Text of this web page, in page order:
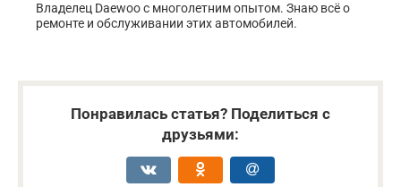
Владелец Daewoo с многолетним опытом. Знаю всё о
ремонте и обслуживании этих автомобилей.
Понравилась статья? Поделиться с
друзьями: